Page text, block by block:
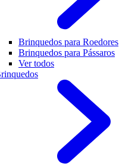
Brinquedos para Roedores
Brinquedos para Pássaros
Ver todos